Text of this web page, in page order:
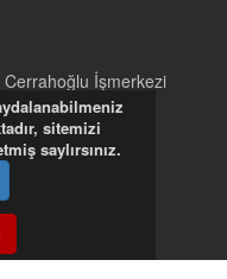
İşmerkezi
sitemizi
saylırsınız.